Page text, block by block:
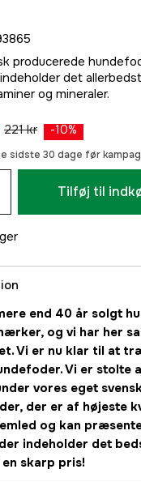
producerede
det
og mineraler.
221 kr -10%
sidste 30 dage før
Tilføj til
end 40 år solgt
og vi har her
Vi er nu klar til at
Vi er stolte
vores eget
der er af højeste
og kan
indeholder det
skarp pris!